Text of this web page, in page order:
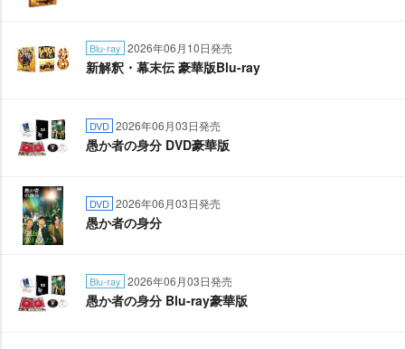
Blu-ray 2026年06月10日発売
新解釈・幕末伝 豪華版Blu-ray
DVD 2026年06月03日発売
愚か者の身分 DVD豪華版
DVD 2026年06月03日発売
愚か者の身分
Blu-ray 2026年06月03日発売
愚か者の身分 Blu-ray豪華版